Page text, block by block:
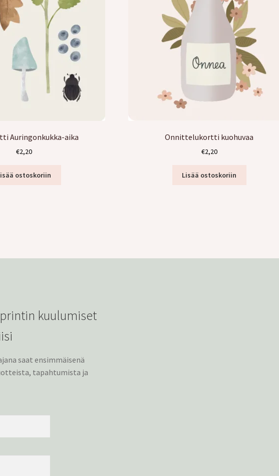
Auringonkukka-aika
€2,20
ostoskoriin
Onnittelukortti kuohuvaa
€2,20
Lisää ostoskoriin
kuulumiset
saat ensimmäisenä
tapahtumista ja